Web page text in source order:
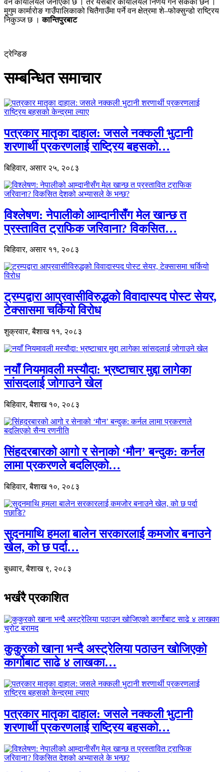
वन कार्यालयले जनाएको छ । तर यसबारे कार्यालयले निर्णय गर्न सकेको छैन ।
मुगुम कार्मारोङ गाउँपालिकाको चितैगाउँमा पर्ने वन क्षेत्रमा शे–फोक्सुन्डो राष्ट्रिय
निकुञ्ज छ ।कान्तिपुरबाट
ट्रेन्डिङ
सम्बन्धित समाचार
पत्रकार मातृका दाहाल: जसले नक्कली भुटानी
शरणार्थी प्रकरणलाई राष्ट्रिय बहसको…
बिहिवार, असार २५, २०८३
विश्लेषण: नेपालीको आम्दानीसँग मेल खान्छ त
प्रस्तावित ट्राफिक जरिवाना? विकसित…
बिहिवार, असार ११, २०८३
ट्रम्पद्वारा आप्रवासीविरुद्धको विवादास्पद पोस्ट सेयर,
टेक्सासमा चर्कियो विरोध
शुक्रवार, बैशाख ११, २०८३
नयाँ नियमावली मस्यौदा: भ्रष्टाचार मुद्दा लागेका
सांसदलाई जोगाउने खेल
बिहिवार, बैशाख १०, २०८३
सिंहदरबारको आगो र सेनाको ‘मौन’ बन्दुक: कर्नल
लामा प्रकरणले बदलिएको…
बिहिवार, बैशाख १०, २०८३
सुदनमाथि हमला बालेन सरकारलाई कमजोर बनाउने
खेल, को छ पर्दा…
बुधवार, बैशाख ९, २०८३
भर्खरै प्रकाशित
कुकुरको खाना भन्दै अस्ट्रेलिया पठाउन खोजिएको
कार्गोबाट साढे ४ लाखका…
पत्रकार मातृका दाहाल: जसले नक्कली भुटानी
शरणार्थी प्रकरणलाई राष्ट्रिय बहसको…